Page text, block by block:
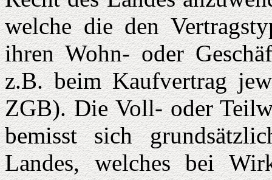
welche die den
ihren Wohn- oder
z.B. beim Kaufvertrag
ZGB). Die Voll- oder
bemisst sich
Landes, welches bei